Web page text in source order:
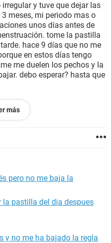
y tuve que dejar las
meses, mi periodo mas o
unos días antes de
tome la pastilla
hace 9 días que no me
en estos días tengo
me duelen los pechos y la
debo esperar? hasta que
junio de 2016
de 2016, tuve relaciones
más
pero no me baja la
la pastilla del dia despues
y no me ha bajado la regla